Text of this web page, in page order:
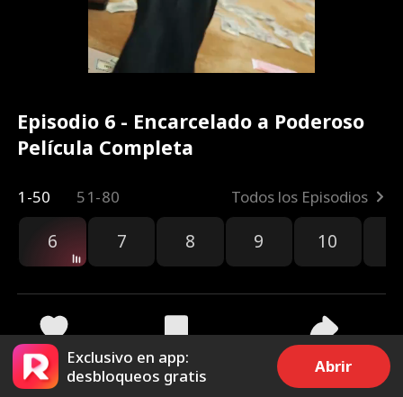
Episodio 6 - Encarcelado a Poderoso
Película Completa
1-50 51-80 Todos los Episodios
6 7 8 9 10
1.7k 9.8k Compartir
Exclusivo en app:
desbloqueos gratis
Abrir